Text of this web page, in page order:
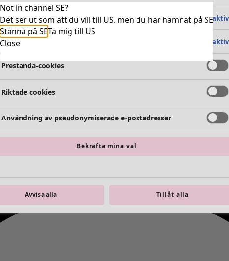
Not in channel SE?
Det ser ut som att du vill till US, men du har hamnat på SE
Stanna på SETa mig till US
Close
Absolut nödvändiga cookies Alltid aktiv
Funktionella cookies Alltid aktiv
Prestanda-cookies
Riktade cookies
Användning av pseudonymiserade e-postadresser
Bekräfta mina val
Avvisa alla Tillåt alla